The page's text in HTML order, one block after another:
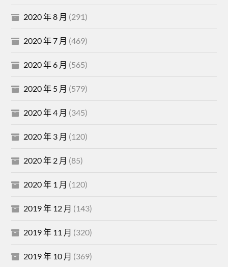
2020 年 8 月 (291)
2020 年 7 月 (469)
2020 年 6 月 (565)
2020 年 5 月 (579)
2020 年 4 月 (345)
2020 年 3 月 (120)
2020 年 2 月 (85)
2020 年 1 月 (120)
2019 年 12 月 (143)
2019 年 11 月 (320)
2019 年 10 月 (369)